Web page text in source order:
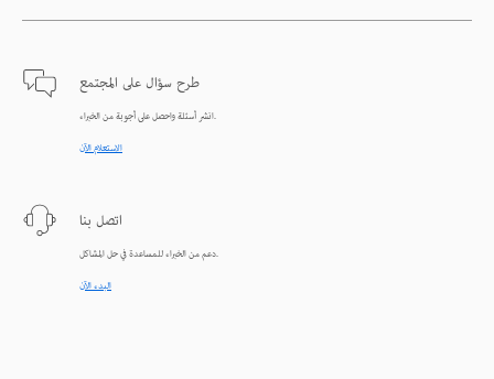
طرح سؤال على المجتمع
انشر أسئلة واحصل على أجوبة من الخبراء.
الاستعلام الآن
اتصل بنا
دعم من الخبراء للمساعدة في حل المشاكل.
البدء الآن